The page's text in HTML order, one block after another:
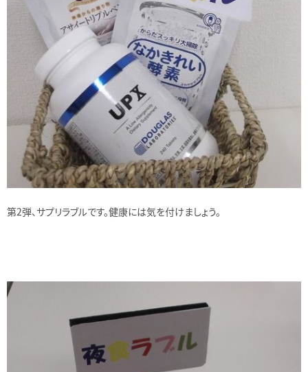
第2弾、サプリラブルです。健康には気を付けましょう。